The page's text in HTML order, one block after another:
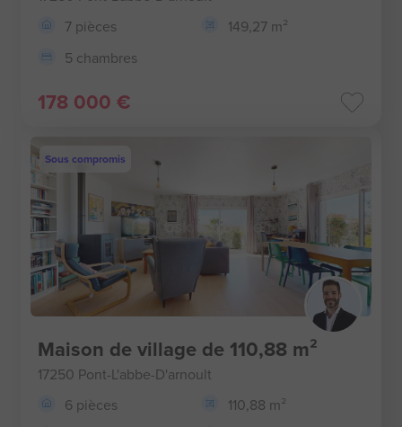
7 pièces
149,27 m²
5 chambres
178 000 €
Sous compromis
Maison de village de 110,88 m²
17250 Pont-L'abbe-D'arnoult
6 pièces
110,88 m²